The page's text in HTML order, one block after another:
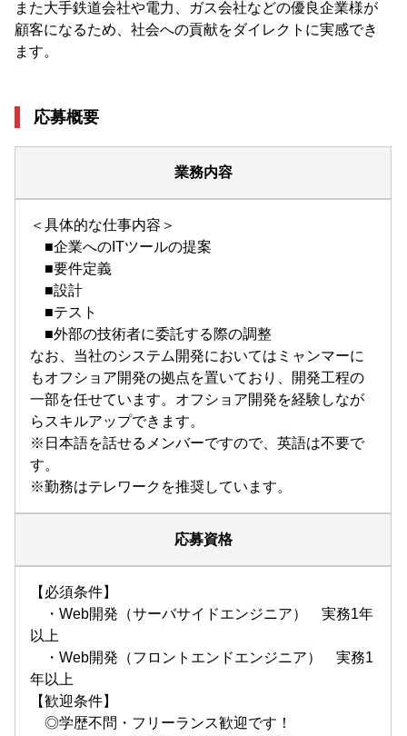
また大手鉄道会社や電力、ガス会社などの優良企業様が
顧客になるため、社会への貢献をダイレクトに実感でき
ます。
応募概要
業務内容
＜具体的な仕事内容＞
■企業へのITツールの提案
■要件定義
■設計
■テスト
■外部の技術者に委託する際の調整
なお、当社のシステム開発においてはミャンマーに
もオフショア開発の拠点を置いており、開発工程の
一部を任せています。オフショア開発を経験しなが
らスキルアップできます。
※日本語を話せるメンバーですので、英語は不要で
す。
※勤務はテレワークを推奨しています。
応募資格
【必須条件】
・Web開発（サーバサイドエンジニア） 実務1年
以上
・Web開発（フロントエンドエンジニア） 実務1
年以上
【歓迎条件】
◎学歴不問・フリーランス歓迎です！